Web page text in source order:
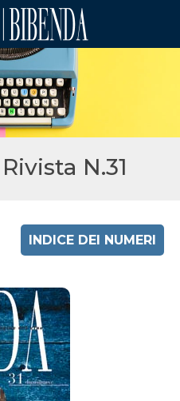
N.31
INDICE DEI NUMERI